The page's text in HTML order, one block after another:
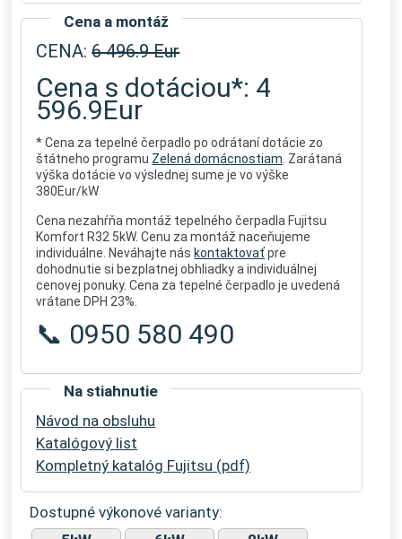
Cena a montáž
CENA:6 496.9 Eur
Cena s dotáciou*: 4
596.9Eur
* Cena za tepelné čerpadlo po odrátaní dotácie zo
štátneho programu Zelená domácnostiam . Zarátaná
výška dotácie vo výslednej sume je vo výške
380Eur/kW
Cena nezahŕňa montáž tepelného čerpadla Fujitsu
Komfort R32 5kW. Cenu za montáž naceňujeme
individuálne. Neváhajte nás kontaktovaťpre
dohodnutie si bezplatnej obhliadky a individuálnej
cenovej ponuky. Cena za tepelné čerpadlo je uvedená
vrátane DPH 23%.
📞 0950 580 490
Na stiahnutie
Návod na obsluhu
Katalógový list
Kompletný katalóg Fujitsu (pdf)
Dostupné výkonové varianty: